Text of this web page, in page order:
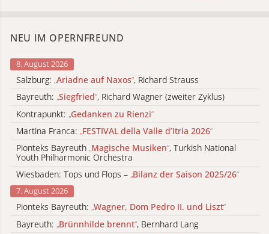
NEU IM OPERNFREUND
8. August 2026
Salzburg: „Ariadne auf Naxos“, Richard Strauss
Bayreuth: „Siegfried“, Richard Wagner (zweiter Zyklus)
Kontrapunkt: „Gedanken zu Rienzi“
Martina Franca: „FESTIVAL della Valle d’Itria 2026“
Pionteks Bayreuth „Magische Musiken“, Turkish National
Youth Philharmonic Orchestra
Wiesbaden: Tops und Flops – „Bilanz der Saison 2025/26“
7. August 2026
Pionteks Bayreuth: „Wagner, Dom Pedro II. und Liszt“
Bayreuth: „Brünnhilde brennt“, Bernhard Lang